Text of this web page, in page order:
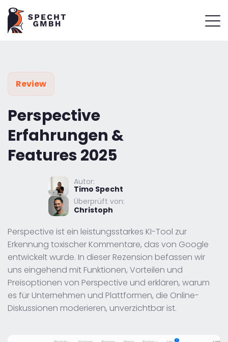
Review
Perspective
Erfahrungen &
Features 2025
Autor:
Timo Specht
Überprüft von:
Christoph
Perspective ist ein leistungsstarkes KI-Tool zur
Erkennung toxischer Kommentare, das von Google
entwickelt wurde. In dieser Rezension befassen wir
uns eingehend mit Funktionen, Vorteilen und
Preisoptionen von Perspective und erklären, warum
es für Unternehmen und Plattformen, die Online-
Diskussionen moderieren, unverzichtbar ist.